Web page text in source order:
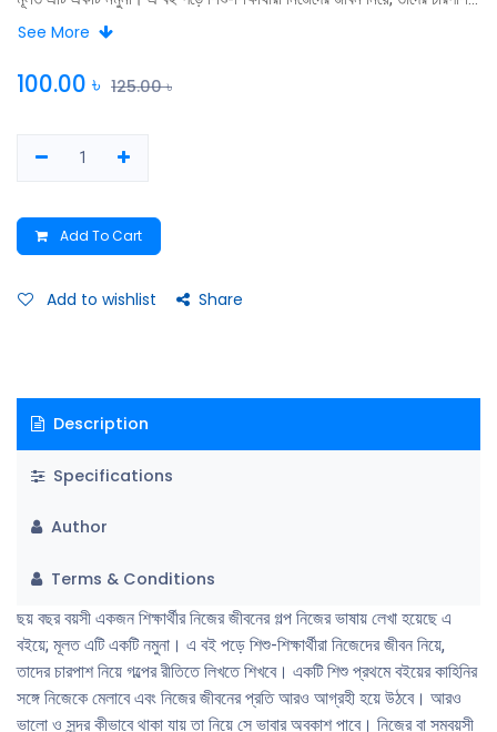
নিয়ে গল্পের রীতিতে লিখতে শিখবে। একটি শিশু প্রথমে বইয়ের কাহিনির সঙ্গে নিজেকে
থাকা যায় তা নিয়ে সে ভাবার অবকাশ পাবে। নিজের বা সমবয়সী একজনের জীবন জেনে সে
See More
100.00 ৳ 125.00৳
Add To Cart
Add to wishlist Share
Description
Specifications
Author
Terms & Conditions
ছয় বছর বয়সী একজন শিক্ষার্থীর নিজের জীবনের গল্প নিজের ভাষায় লেখা হয়েছে এ
বইয়ে; মূলত এটি একটি নমুনা। এ বই পড়ে শিশু-শিক্ষার্থীরা নিজেদের জীবন নিয়ে,
তাদের চারপাশ নিয়ে গল্পের রীতিতে লিখতে শিখবে। একটি শিশু প্রথমে বইয়ের কাহিনির
সঙ্গে নিজেকে মেলাবে এবং নিজের জীবনের প্রতি আরও আগ্রহী হয়ে উঠবে। আরও
ভালাে ও সুন্দর কীভাবে থাকা যায় তা নিয়ে সে ভাবার অবকাশ পাবে। নিজের বা সমবয়সী